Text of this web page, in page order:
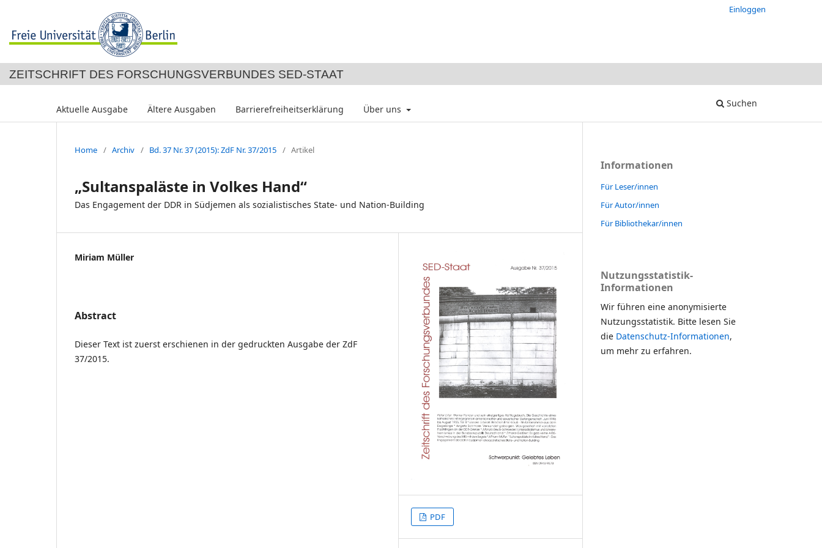
ZEITSCHRIFT DES FORSCHUNGSVERBUNDES SED-STAAT
Aktuelle Ausgabe Ältere Ausgaben Barrierefreiheitserklärung Über uns
Suchen
Einloggen
Home / Archiv / Bd. 37 Nr. 37 (2015): ZdF Nr. 37/2015 / Artikel
„Sultanspaläste in Volkes Hand“
Das Engagement der DDR in Südjemen als sozialistisches State- und Nation-Building
Miriam Müller
Abstract
Dieser Text ist zuerst erschienen in der gedruckten Ausgabe der ZdF
37/2015.
PDF
Informationen
Für Leser/innen
Für Autor/innen
Für Bibliothekar/innen
Nutzungsstatistik-
Informationen
Wir führen eine anonymisierte
Nutzungsstatistik. Bitte lesen Sie
die Datenschutz-Informationen,
um mehr zu erfahren.